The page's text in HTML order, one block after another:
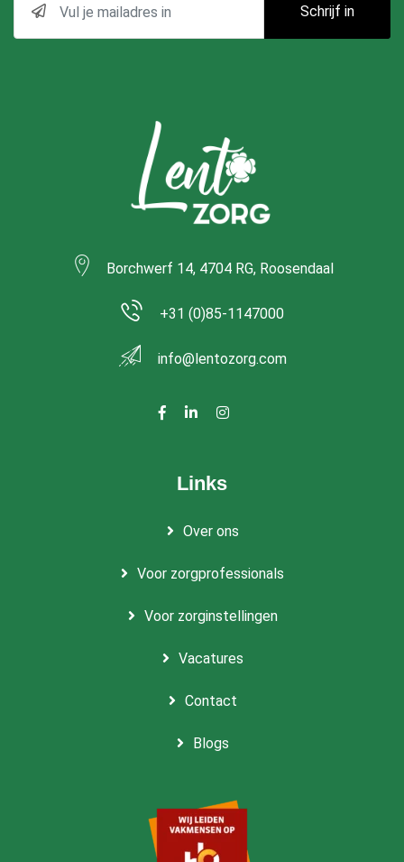
Schrijf in
Borchwerf 14, 4704 RG, Roosendaal
+31 (0)85-1147000
info@lentozorg.com
Links
Over ons
Voor zorgprofessionals
Voor zorginstellingen
Vacatures
Contact
Blogs